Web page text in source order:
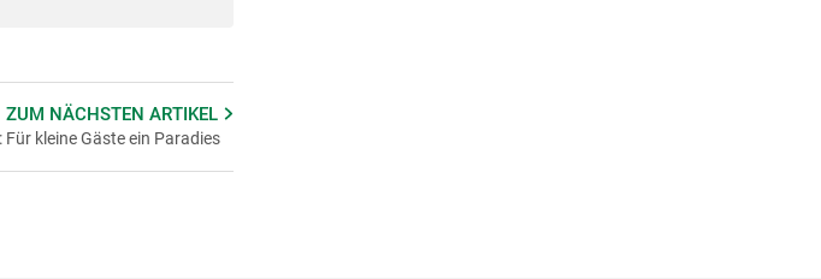
ZUM NÄCHSTENARTIKEL
kleine Gäste ein Paradies